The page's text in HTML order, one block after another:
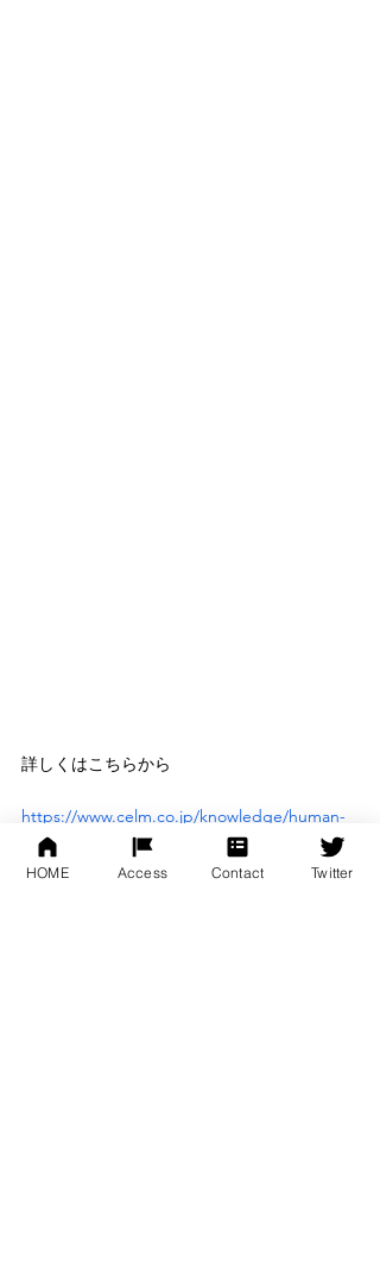
詳しくはこちらから
https://www.celm.co.jp/knowledge/human-
capital-management2/?
fbclid=IwAR0tBr5maB_CIwp9Q4zXNe_ha9TL
HOME Access Contact Twitter